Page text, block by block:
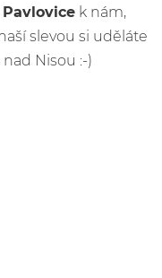
k nám,
slevou si uděláte
Nisou :-)